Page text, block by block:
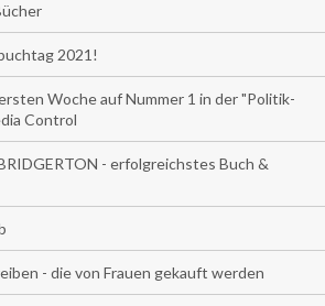
2021!
Woche auf Nummer 1 in der "Politik-
Control
- erfolgreichstes Buch &
- die von Frauen gekauft werden